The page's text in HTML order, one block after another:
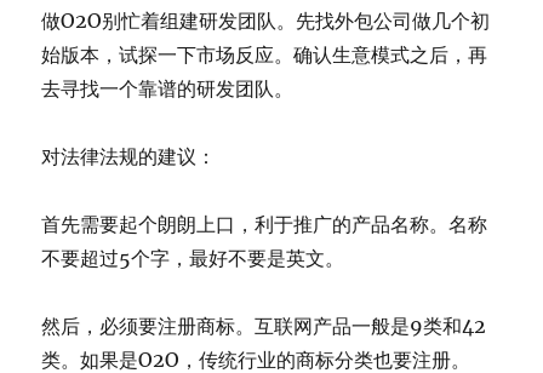
做O2O别忙着组建研发团队。先找外包公司做几个初
始版本，试探一下市场反应。确认生意模式之后，再
去寻找一个靠谱的研发团队。
对法律法规的建议：
首先需要起个朗朗上口，利于推广的产品名称。名称
不要超过5个字，最好不要是英文。
然后，必须要注册商标。互联网产品一般是9类和42
类。如果是O2O，传统行业的商标分类也要注册。